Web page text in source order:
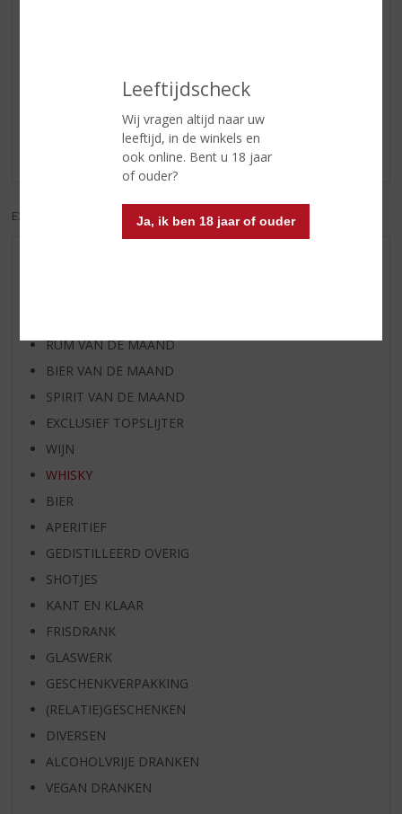
Leeftijdscheck
Wij vragen altijd naar uw
leeftijd, in de winkels en
ook online. Bent u 18 jaar
of ouder?
Ja, ik ben 18 jaar of ouder
Reviews
Schrijf een review
Er zijn nog geen reviews geplaatst voor dit product
EXCL. BTW INCL. BTW
RUM VAN DE MAAND
BIER VAN DE MAAND
SPIRIT VAN DE MAAND
EXCLUSIEF TOPSLIJTER
WIJN
WHISKY
BIER
APERITIEF
GEDISTILLEERD OVERIG
SHOTJES
KANT EN KLAAR
FRISDRANK
GLASWERK
GESCHENKVERPAKKING
(RELATIE)GESCHENKEN
DIVERSEN
ALCOHOLVRIJE DRANKEN
VEGAN DRANKEN